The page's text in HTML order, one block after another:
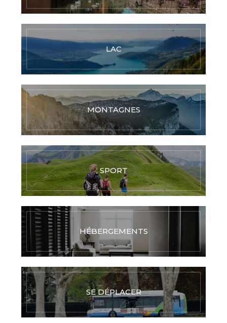
LAC
MONTAGNES
SPORT
HÉBERGEMENTS
SE DÉPLACER